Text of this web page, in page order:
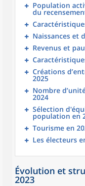
Population
du
Naissances et
Revenus et
Créations
2025
Nombre
2024
Sélection
population en
Tourisme en
Les électeurs
Évolution et
2023